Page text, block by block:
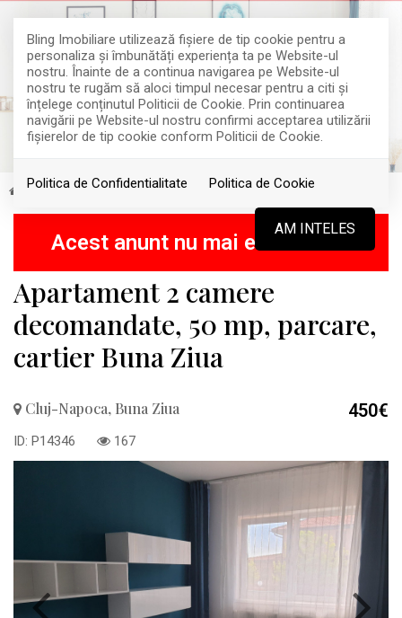
Bling Imobiliare utilizează fişiere de tip cookie pentru a
personaliza și îmbunătăți experiența ta pe Website-ul
nostru. Înainte de a continua navigarea pe Website-ul
nostru te rugăm să aloci timpul necesar pentru a citi și
înțelege conținutul Politicii de Cookie. Prin continuarea
navigării pe Website-ul nostru confirmi acceptarea utilizării
fişierelor de tip cookie conform Politicii de Cookie.
Politica de Confidentialitate Politica de Cookie
AM INTELES
Inchiriere Apartamente Cluj-Napoca Buna Ziua
Acest anunt nu mai este activ !
Apartament 2 camere
decomandate, 50 mp, parcare,
cartier Buna Ziua
Cluj-Napoca, Buna Ziua 450€
ID: P14346 167